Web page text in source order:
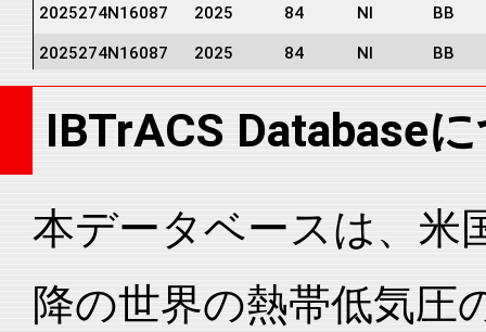
2025274N16087 2025 84 NI BB
2025274N16087 2025 84 NI BB
2025274N16087 2025 84 NI BB
IBTrACS Database
本データベースは、米
降の世界の熱帯低気圧